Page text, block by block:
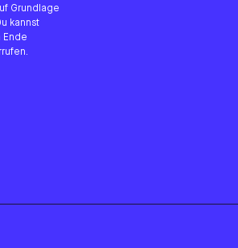
Grundlage
kannst
Ende